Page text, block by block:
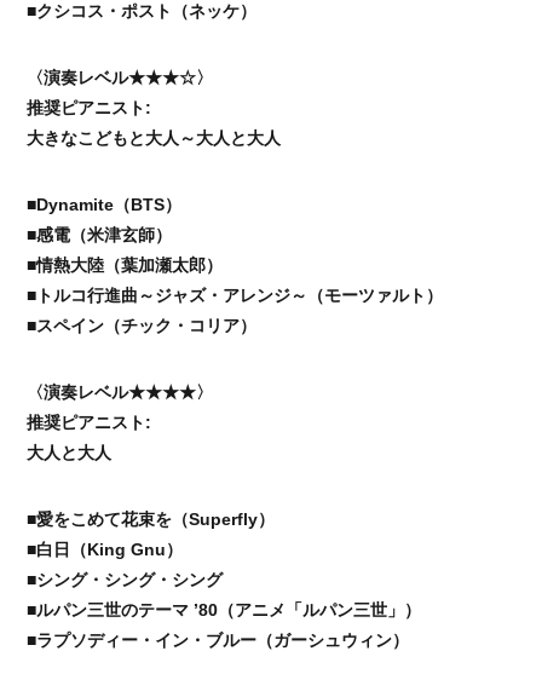
■クシコス・ポスト（ネッケ）
〈演奏レベル★★★☆〉
推奨ピアニスト:
大きなこどもと大人～大人と大人
■Dynamite（BTS）
■感電（米津玄師）
■情熱大陸（葉加瀬太郎）
■トルコ行進曲～ジャズ・アレンジ～（モーツァルト）
■スペイン（チック・コリア）
〈演奏レベル★★★★〉
推奨ピアニスト:
大人と大人
■愛をこめて花束を（Superfly）
■白日（King Gnu）
■シング・シング・シング
■ルパン三世のテーマ ’80（アニメ「ルパン三世」）
■ラプソディー・イン・ブルー（ガーシュウィン）